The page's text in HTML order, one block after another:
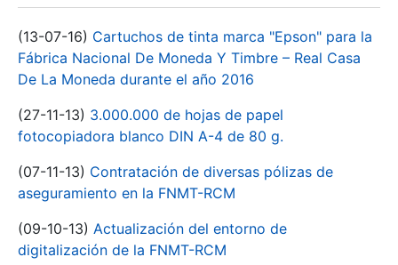
(13-07-16) Cartuchos de tinta marca "Epson" para la
Fábrica Nacional De Moneda Y Timbre – Real Casa
De La Moneda durante el año 2016
(27-11-13) 3.000.000 de hojas de papel
fotocopiadora blanco DIN A-4 de 80 g.
(07-11-13) Contratación de diversas pólizas de
aseguramiento en la FNMT-RCM
(09-10-13) Actualización del entorno de
digitalización de la FNMT-RCM